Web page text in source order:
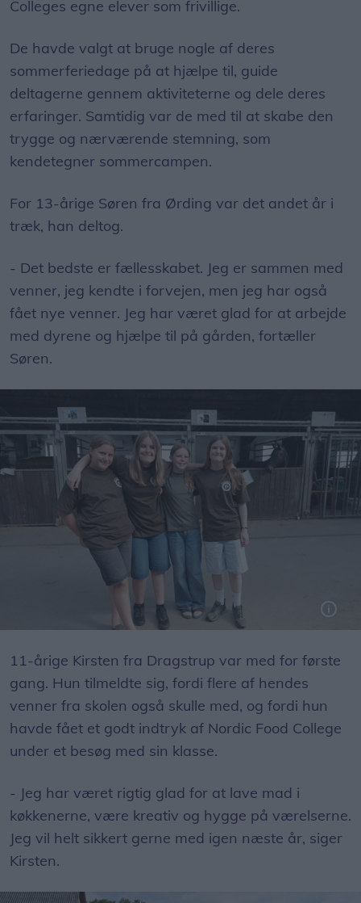
Colleges egne elever som frivillige.
De havde valgt at bruge nogle af deres
sommerferiedage på at hjælpe til, guide
deltagerne gennem aktiviteterne og dele deres
erfaringer. Samtidig var de med til at skabe den
trygge og nærværende stemning, som
kendetegner sommercampen.
For 13-årige Søren fra Ørding var det andet år i
træk, han deltog.
- Det bedste er fællesskabet. Jeg er sammen med
venner, jeg kendte i forvejen, men jeg har også
fået nye venner. Jeg har været glad for at arbejde
med dyrene og hjælpe til på gården, fortæller
Søren.
11-årige Kirsten fra Dragstrup var med for første
gang. Hun tilmeldte sig, fordi flere af hendes
venner fra skolen også skulle med, og fordi hun
havde fået et godt indtryk af Nordic Food College
under et besøg med sin klasse.
- Jeg har været rigtig glad for at lave mad i
køkkenerne, være kreativ og hygge på værelserne.
Jeg vil helt sikkert gerne med igen næste år, siger
Kirsten.